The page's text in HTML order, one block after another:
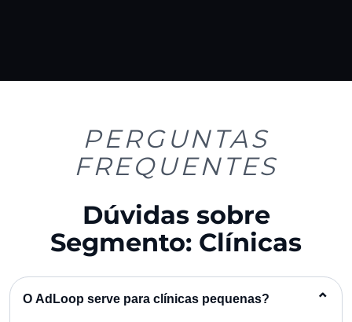
PERGUNTAS
FREQUENTES
Dúvidas sobre
Segmento: Clínicas
O AdLoop serve para clínicas pequenas? ⌃